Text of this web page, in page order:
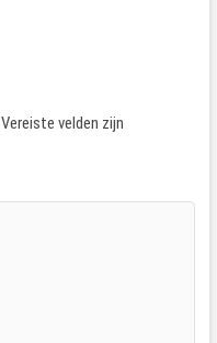
Vereiste velden zijn